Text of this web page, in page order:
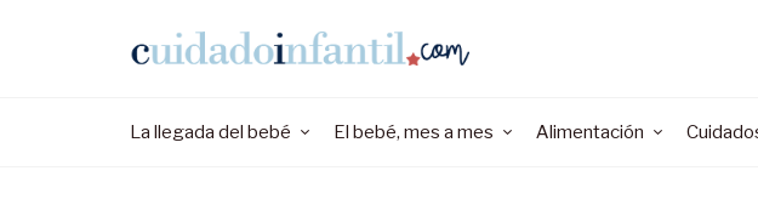
La llegada del bebé El bebé, mes a mes Alimentación